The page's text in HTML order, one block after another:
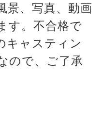
景、写真、動画
す。不合格で
キャスティン
ので、ご了承